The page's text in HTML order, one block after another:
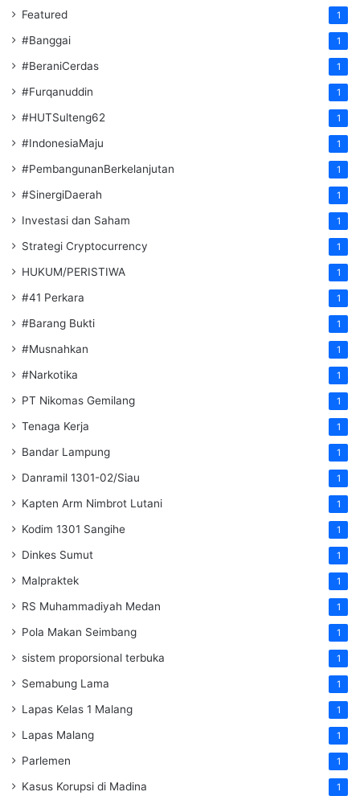
Featured 1
#Banggai 1
#BeraniCerdas 1
#Furqanuddin 1
#HUTSulteng62 1
#IndonesiaMaju 1
#PembangunanBerkelanjutan 1
#SinergiDaerah 1
Investasi dan Saham 1
Strategi Cryptocurrency 1
HUKUM/PERISTIWA 1
#41 Perkara 1
#Barang Bukti 1
#Musnahkan 1
#Narkotika 1
PT Nikomas Gemilang 1
Tenaga Kerja 1
Bandar Lampung 1
Danramil 1301-02/Siau 1
Kapten Arm Nimbrot Lutani 1
Kodim 1301 Sangihe 1
Dinkes Sumut 1
Malpraktek 1
RS Muhammadiyah Medan 1
Pola Makan Seimbang 1
sistem proporsional terbuka 1
Semabung Lama 1
Lapas Kelas 1 Malang 1
Lapas Malang 1
Parlemen 1
Kasus Korupsi di Madina 1